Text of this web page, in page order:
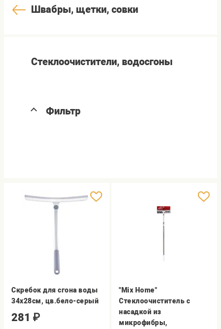
Швабры, щетки, совки
Стеклоочистители, водосгоны
Фильтр
Скребок для сгона воды
34х28см, цв.бело-серый
281 ₽
"Mix Home"
Стеклоочиститель с
насадкой из
микрофибры,